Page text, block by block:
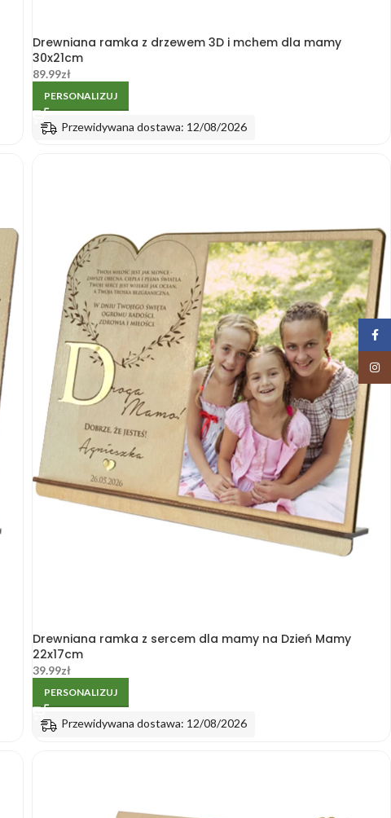
Drewniana ramka z drzewem 3D i mchem dla mamy
30x21cm
89.99zł
PERSONALIZUJ
Przewidywana dostawa: 12/08/2026
Drewniana ramka z sercem dla mamy na Dzień Mamy
22x17cm
39.99zł
PERSONALIZUJ
Przewidywana dostawa: 12/08/2026